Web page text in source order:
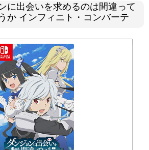
に出会いを求めるのは間違って
か インフィニト・コンバーテ